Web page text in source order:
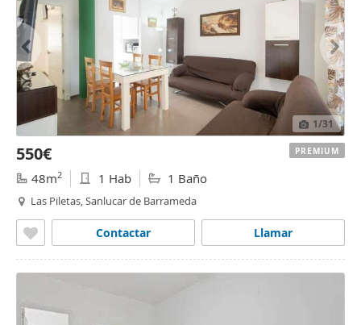
1/31
550€
48m2 1 Hab 1 Baño
Las Piletas, Sanlucar de Barrameda
Llamar
Contactar
PREMIUM